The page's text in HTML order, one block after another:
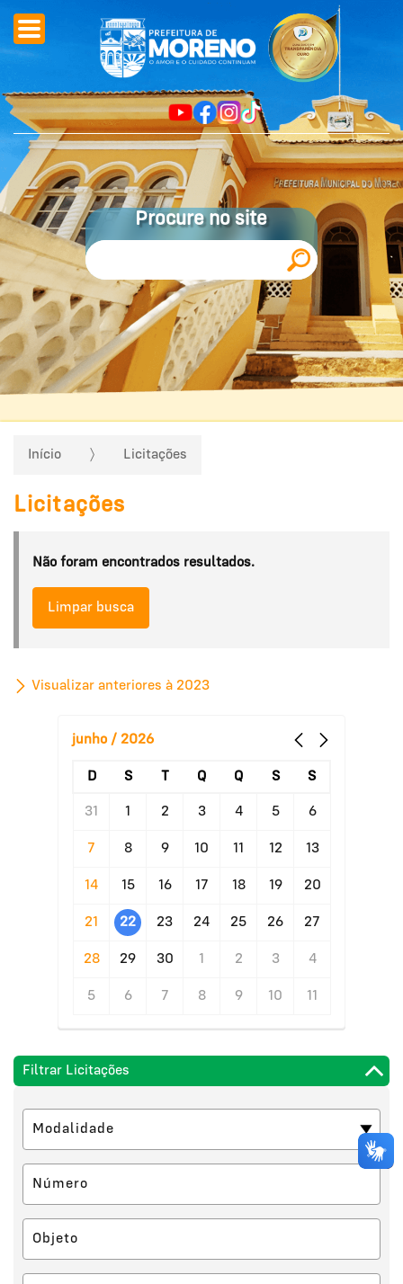
Procure no site
Início Licitações
Licitações
Não foram encontrados resultados.
Limpar busca
Visualizar anteriores à 2023
junho / 2026
D S T Q Q S S
31 1 2 3 4 5 6
7 8 9 10 11 12 13
14 15 16 17 18 19 20
21 22 23 24 25 26 27
28 29 30 1 2 3 4
5 6 7 8 9 10 11
Filtrar Licitações